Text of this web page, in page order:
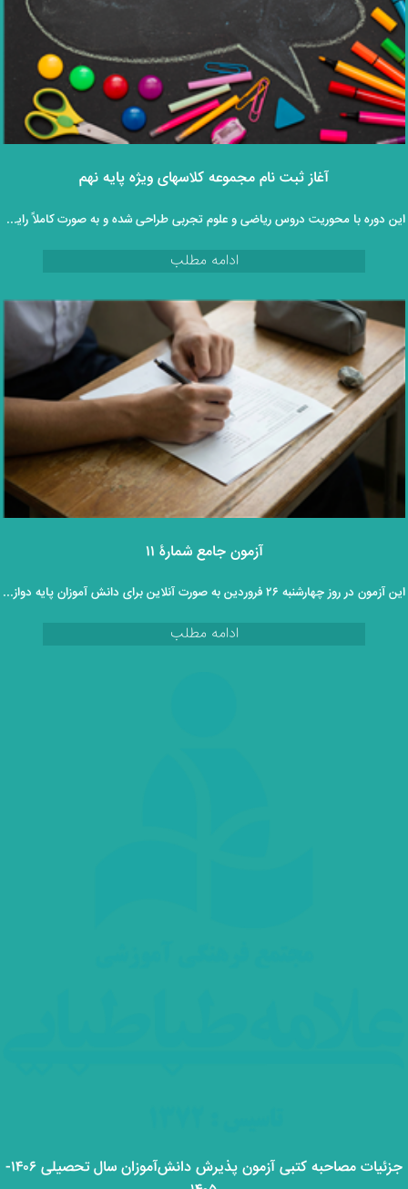
آغاز ثبت‌ نام مجموعه کلاسهای ویژه پایه نهم
این دوره با محوریت دروس ریاضی و علوم تجربی طراحی شده و به‌ صورت کاملاً رایگان و غیرحضوری در اختیار دانش‌ آموزان قرار می‌گیرد.
ادامه مطلب
آزمون جامع شمارۀ ۱۱
این آزمون در روز چهارشنبه ۲۶ فروردین به صورت آنلاین برای دانش آموزان پایه دوازدهم برگزار خواهد گردید.
ادامه مطلب
جزئیات مصاحبه کتبی آزمون پذیرش دانش‌آموزان سال تحصیلی ۱۴۰۶-